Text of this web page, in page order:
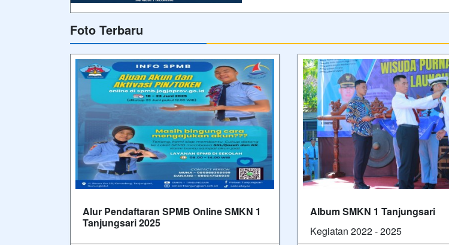
Foto Terbaru
Alur Pendaftaran SPMB Online SMKN 1
Tanjungsari 2025
Album SMKN 1 Tanjungsari
Kegiatan 2022 - 2025